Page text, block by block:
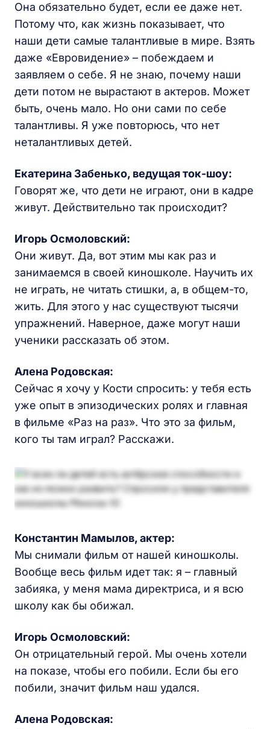
Она обязательно будет, если ее даже нет.
Потому что, как жизнь показывает, что
наши дети самые талантливые в мире. Взять
даже «Евровидение» – побеждаем и
заявляем о себе. Я не знаю, почему наши
дети потом не вырастают в актеров. Может
быть, очень мало. Но они сами по себе
талантливы. Я уже повторюсь, что нет
неталантливых детей.
Екатерина Забенько, ведущая ток-шоу:
Говорят же, что дети не играют, они в кадре
живут. Действительно так происходит?
Игорь Осмоловский:
Они живут. Да, вот этим мы как раз и
занимаемся в своей киношколе. Научить их
не играть, не читать стишки, а, в общем-то,
жить. Для этого у нас существуют тысячи
упражнений. Наверное, даже могут наши
ученики рассказать об этом.
Алена Родовская:
Сейчас я хочу у Кости спросить: у тебя есть
уже опыт в эпизодических ролях и главная
в фильме «Раз на раз». Что это за фильм,
кого ты там играл? Расскажи.
Константин Мамылов, актер:
Мы снимали фильм от нашей киношколы.
Вообще весь фильм идет так: я – главный
забияка, у меня мама директриса, и я всю
школу как бы обижал.
Игорь Осмоловский:
Он отрицательный герой. Мы очень хотели
на показе, чтобы его побили. Если бы его
побили, значит фильм наш удался.
Алена Родовская: